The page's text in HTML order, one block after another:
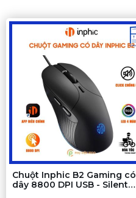
Chuột Inphic B2 Gaming có
dây 8800 DPI USB - Silent